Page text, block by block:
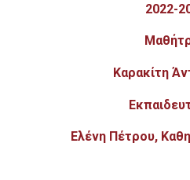
2022-
Καρακίτη
Ελένη Πέτρου,